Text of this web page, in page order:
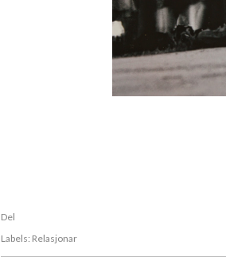
Del
Labels: Relasjonar